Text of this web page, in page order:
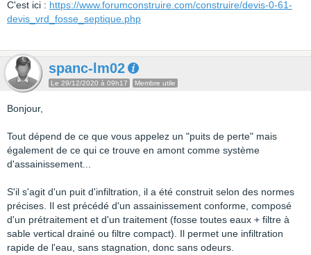
C'est ici : https://www.forumconstruire.com/construire/devis-0-61-
devis_vrd_fosse_septique.php
spanc-lm02
Le 29/12/2020 à 09h17 Membre utile
Bonjour,
Tout dépend de ce que vous appelez un "puits de perte" mais
également de ce qui ce trouve en amont comme système
d'assainissement...
S'il s'agit d'un puit d'infiltration, il a été construit selon des normes
précises. Il est précédé d'un assainissement conforme, composé
d'un prétraitement et d'un traitement (fosse toutes eaux + filtre à
sable vertical drainé ou filtre compact). Il permet une infiltration
rapide de l'eau, sans stagnation, donc sans odeurs.